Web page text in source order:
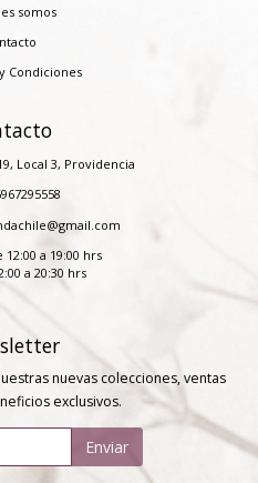
somos
Condiciones
Local 3, Providencia
12:00 a 19:00 hrs
a 20:30 hrs
nuevas colecciones, ventas
exclusivos.
Enviar